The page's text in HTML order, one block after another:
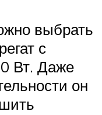
выбрать
с
Вт. Даже
он